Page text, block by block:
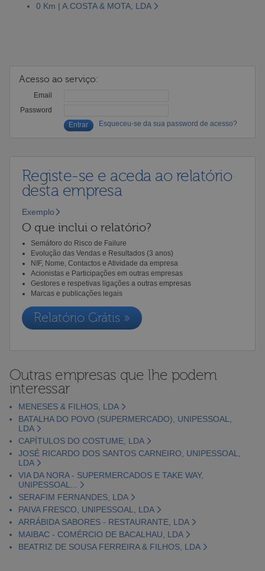
0 Km | A.COSTA & MOTA, LDA
Acesso ao serviço:
Email
Password
Esqueceu-se da sua password de acesso?
Registe-se e aceda ao relatório
desta empresa
Exemplo
O que inclui o relatório?
Semáforo do Risco de Failure
Evolução das Vendas e Resultados (3 anos)
NIF, Nome, Contactos e Atividade da empresa
Acionistas e Participações em outras empresas
Gestores e respetivas ligações a outras empresas
Marcas e publicações legais
Relatório Grátis »
Outras empresas que lhe podem
interessar
MENESES & FILHOS, LDA
BATALHA DO POVO (SUPERMERCADO), UNIPESSOAL,
LDA
CAPÍTULOS DO COSTUME, LDA
JOSÉ RICARDO DOS SANTOS CARNEIRO, UNIPESSOAL,
LDA
VIA DA NORA - SUPERMERCADOS E TAKE WAY,
UNIPESSOAL...
SERAFIM FERNANDES, LDA
PAIVA FRESCO, UNIPESSOAL, LDA
ARRÁBIDA SABORES - RESTAURANTE, LDA
MAIBAC - COMÉRCIO DE BACALHAU, LDA
BEATRIZ DE SOUSA FERREIRA & FILHOS, LDA